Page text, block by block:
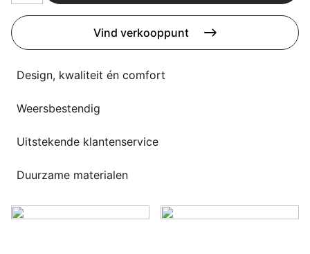
Overig
Deals
Flagship stores
Contact
3D modellen
Support
Nieuws
Events
Vind verkooppunt
Design, kwaliteit én comfort
Weersbestendig
Uitstekende klantenservice
Duurzame materialen